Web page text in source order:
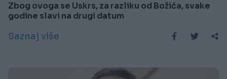
Zbog ovoga se Uskrs, za razliku od Božića, svake
godine slavi na drugi datum
Saznaj više